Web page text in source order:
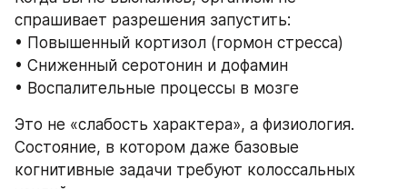
спрашивает разрешения запустить:
• Повышенный кортизол (гормон стресса)
• Сниженный серотонин и дофамин
• Воспалительные процессы в мозге
Это не «слабость характера», а физиология.
Состояние, в котором даже базовые
когнитивные задачи требуют колоссальных